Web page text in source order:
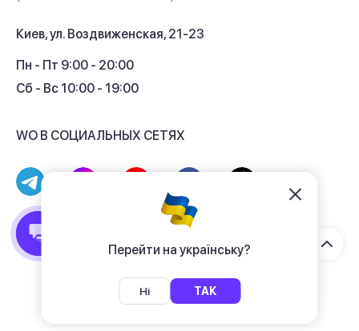
Перейти на українську?
Ні ТАК
Кэшбек
Киев, ул. Воздвиженская, 21-23
Пн - Пт 9:00 - 20:00
Сб - Вс 10:00 - 19:00
WO В СОЦИАЛЬНЫХ СЕТЯХ
Договор публичной оферты
Политика конфиденциальности